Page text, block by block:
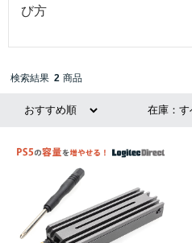
び方
検索結果 2 商品